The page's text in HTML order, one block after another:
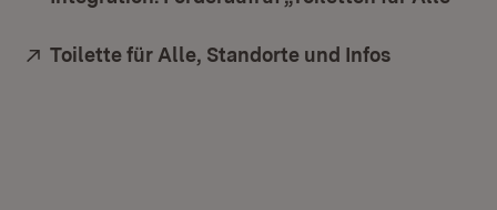
Extern:
Toilette für Alle, Standorte und Infos